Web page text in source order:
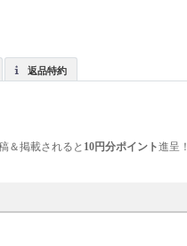
返品特約
＆掲載されると 10円分ポイント進呈！